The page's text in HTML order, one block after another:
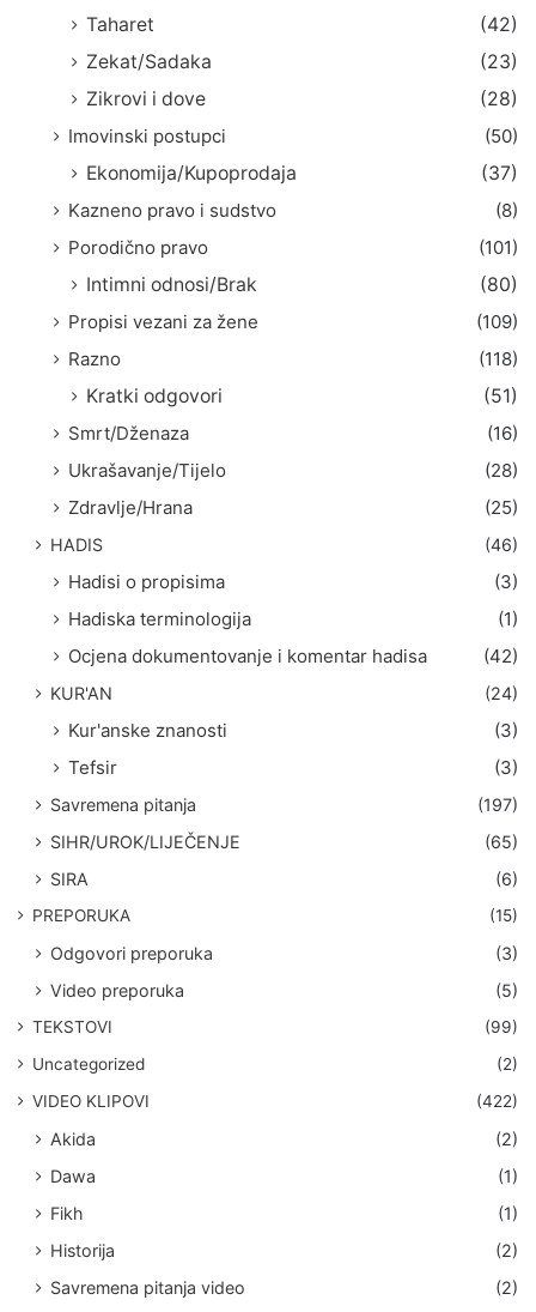
Taharet
(42)
Zekat/Sadaka
(23)
Zikrovi i dove
(28)
Imovinski postupci
(50)
Ekonomija/Kupoprodaja
(37)
Kazneno pravo i sudstvo
(8)
Porodično pravo
(101)
Intimni odnosi/Brak
(80)
Propisi vezani za žene
(109)
Razno
(118)
Kratki odgovori
(51)
Smrt/Dženaza
(16)
Ukrašavanje/Tijelo
(28)
Zdravlje/Hrana
(25)
HADIS (46)
Hadisi o propisima
(3)
Hadiska terminologija
(1)
Ocjena dokumentovanje i komentar hadisa
(42)
KUR'AN (24)
Kur'anske znanosti
(3)
Tefsir
(3)
Savremena pitanja
(197)
SIHR/UROK/LIJEČENJE
(65)
SIRA
(6)
PREPORUKA (15)
Odgovori preporuka
(3)
Video preporuka
(5)
TEKSTOVI
(99)
Uncategorized
(2)
VIDEO KLIPOVI
(422)
Akida
(2)
Dawa
(1)
Fikh
(1)
Historija
(2)
Savremena pitanja video
(2)